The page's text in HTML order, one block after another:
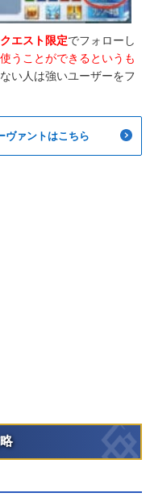
)
エスト限定でフォローし
うことができるというも
い人は強いユーザーをフ
ヴァントはこちら